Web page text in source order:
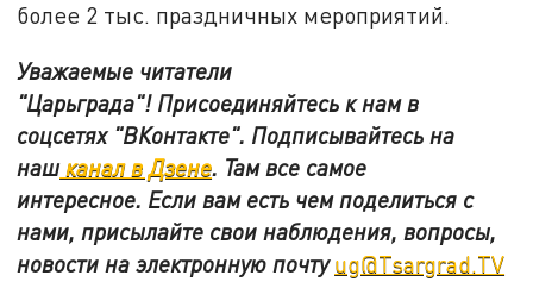
более 2 тыс. праздничных мероприятий.
Уважаемые читатели
"Царьграда"! Присоединяйтесь к нам в
соцсетях "ВКонтакте". Подписывайтесь на
нашканал в Дзене. Там все самое
интересное. Если вам есть чем поделиться с
нами, присылайте свои наблюдения, вопросы,
новости на электронную почтуug@Tsargrad.TV